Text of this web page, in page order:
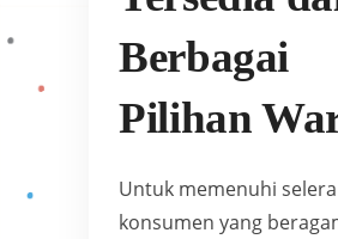
Berbagai
Pilihan
Untuk memenuhi selera
konsumen yang